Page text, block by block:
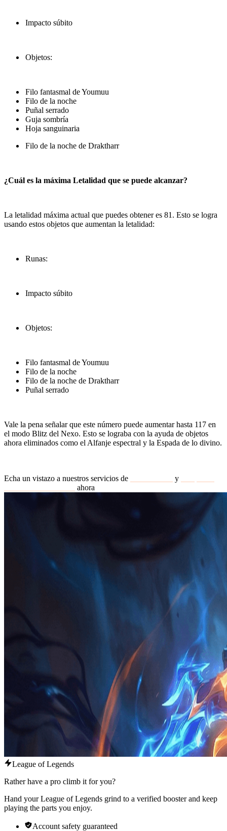
Impacto súbito
Objetos:
Filo fantasmal de Youmuu
Filo de la noche
Puñal serrado
Guja sombría
Hoja sanguinaria
Filo de la noche de Draktharr
¿Cuál es la máxima Letalidad que se puede alcanzar?
La letalidad máxima actual que puedes obtener es 81. Esto se logra
usando estos objetos que aumentan la letalidad:
Runas:
Impacto súbito
Objetos:
Filo fantasmal de Youmuu
Filo de la noche
Filo de la noche de Draktharr
Puñal serrado
Vale la pena señalar que este número puede aumentar hasta 117 en
el modo Blitz del Nexo. Esto se lograba con la ayuda de objetos
ahora eliminados como el Alfanje espectral y la Espada de lo divino.
Echa un vistazo a nuestros servicios de y
ahora
League of Legends
Rather have a pro climb it for you?
Hand your League of Legends grind to a verified booster and keep
playing the parts you enjoy.
Account safety guaranteed